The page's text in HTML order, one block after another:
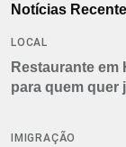
Notícias
LOCAL
Restaurante em
para quem quer
IMIGRAÇÃO